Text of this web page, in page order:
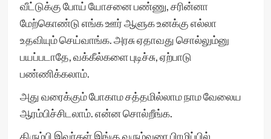
வீட்டுக்கு போய் யோசனை பண்ணு, சரின்னா
மேற்கொண்டு எங்க ஊர் ஆளுக உனக்கு எல்லா
உதவியும் செய்வாங்க. அரசு ஏதாவது சொல்லும்னு
பயப்படாதே, வக்கீல்களை புடிச்சு, ஏற்பாடு
பண்ணிக்கலாம்.
அது வரைக்கும் போகாம சத்தமில்லாம நாம வேலைய
ஆரம்பிச்சிடலாம். என்ன சொல்றீங்க.
திரும்பி இவர்கள் இங்கு வரும்வரை பிரமிப்பில்